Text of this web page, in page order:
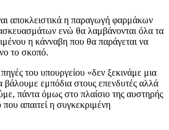
αποκλειστικά η παραγωγή φαρμάκων
ενώ θα λαμβάνονται όλα τα
η κάνναβη που θα παράγεται να
το σκοπό.
του υπουργείου «δεν ξεκινάμε μια
βάλουμε εμπόδια στους επενδυτές αλλά
πάντα όμως στο πλαίσιο της αυστηρής
που απαιτεί η συγκεκριμένη